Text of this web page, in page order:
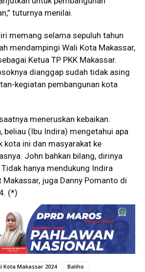
tuturnya menilai.
memang selama sepuluh tahun
mendampingi Wali Kota Makassar,
Ketua TP PKK Makassar.
dianggap sudah tidak asing
kegiatan pembangunan kota
meneruskan kebaikan.
beliau (Ibu Indira) mengetahui apa
kota ini dan masyarakat ke
John bahkan bilang, dirinya
hanya mendukung Indira
juga Danny Pomanto di
(*)
Kota Makassar 2024
Baliho